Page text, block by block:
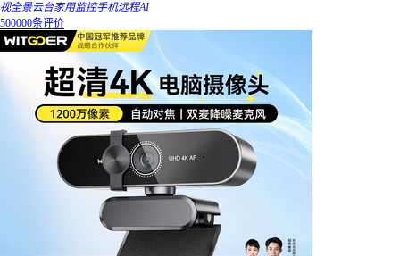
视全景云台家用监控手机远程AI
500000条评价